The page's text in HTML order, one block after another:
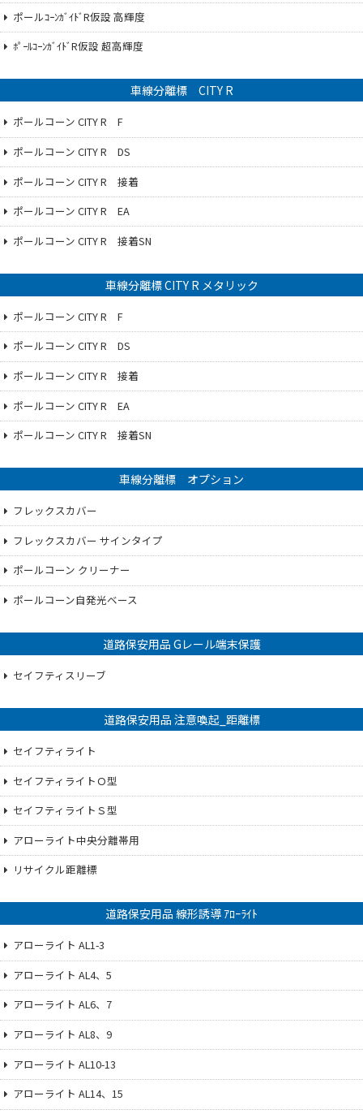
ポールｺｰﾝｶﾞｲﾄﾞR仮設 高輝度
ﾎﾟｰﾙｺｰﾝｶﾞｲﾄﾞR仮設 超高輝度
車線分離標 CITY R
ポールコーン CITY R F
ポールコーン CITY R DS
ポールコーン CITY R 接着
ポールコーン CITY R EA
ポールコーン CITY R 接着SN
車線分離標 CITY R メタリック
ポールコーン CITY R F
ポールコーン CITY R DS
ポールコーン CITY R 接着
ポールコーン CITY R EA
ポールコーン CITY R 接着SN
車線分離標 オプション
フレックスカバー
フレックスカバー サインタイプ
ポールコーン クリーナー
ポールコーン自発光ベース
道路保安用品 Gレール端末保護
セイフティスリーブ
道路保安用品 注意喚起_距離標
セイフティライト
セイフティライトＯ型
セイフティライトＳ型
アローライト中央分離帯用
リサイクル距離標
道路保安用品 線形誘導 ｱﾛｰﾗｲﾄ
アローライト AL1-3
アローライト AL4、5
アローライト AL6、7
アローライト AL8、9
アローライト AL10-13
アローライト AL14、15